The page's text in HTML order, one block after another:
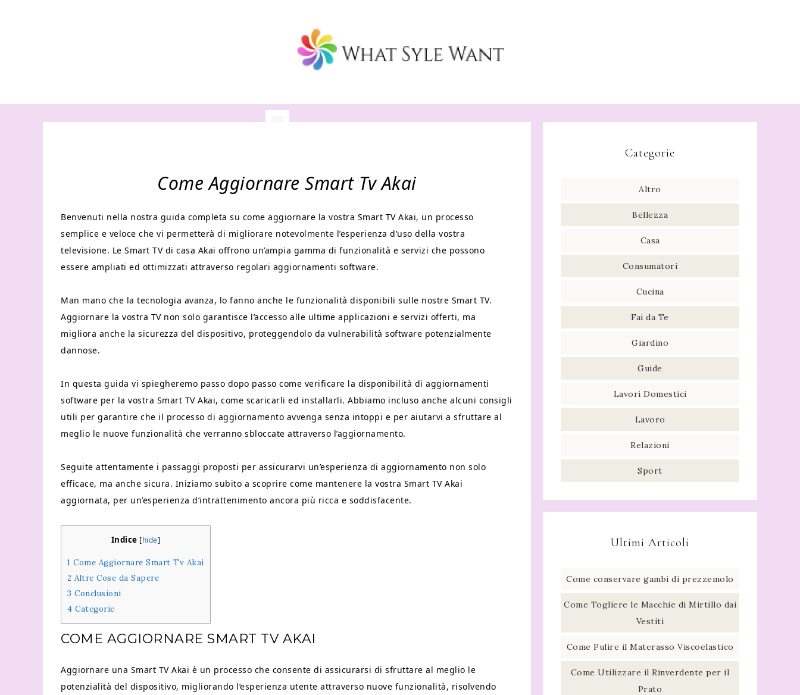
Come Aggiornare Smart Tv Akai
Benvenuti nella nostra guida completa su come aggiornare la vostra Smart TV Akai, un processo
semplice e veloce che vi permetterà di migliorare notevolmente l’esperienza d’uso della vostra
televisione. Le Smart TV di casa Akai offrono un’ampia gamma di funzionalità e servizi che possono
essere ampliati ed ottimizzati attraverso regolari aggiornamenti software.
Man mano che la tecnologia avanza, lo fanno anche le funzionalità disponibili sulle nostre Smart TV.
Aggiornare la vostra TV non solo garantisce l’accesso alle ultime applicazioni e servizi offerti, ma
migliora anche la sicurezza del dispositivo, proteggendolo da vulnerabilità software potenzialmente
dannose.
In questa guida vi spiegheremo passo dopo passo come verificare la disponibilità di aggiornamenti
software per la vostra Smart TV Akai, come scaricarli ed installarli. Abbiamo incluso anche alcuni consigli
utili per garantire che il processo di aggiornamento avvenga senza intoppi e per aiutarvi a sfruttare al
meglio le nuove funzionalità che verranno sbloccate attraverso l’aggiornamento.
Seguite attentamente i passaggi proposti per assicurarvi un’esperienza di aggiornamento non solo
efficace, ma anche sicura. Iniziamo subito a scoprire come mantenere la vostra Smart TV Akai
aggiornata, per un’esperienza d’intrattenimento ancora più ricca e soddisfacente.
Indice [hide]
1 Come Aggiornare Smart Tv Akai
2 Altre Cose da Sapere
3 Conclusioni
4 Categorie
COME AGGIORNARE SMART TV AKAI
Aggiornare una Smart TV Akai è un processo che consente di assicurarsi di sfruttare al meglio le
potenzialità del dispositivo, migliorando l’esperienza utente attraverso nuove funzionalità, risolvendo
Categorie
Altro
Bellezza
Casa
Consumatori
Cucina
Fai da Te
Giardino
Guide
Lavori Domestici
Lavoro
Relazioni
Sport
Ultimi Articoli
Come conservare gambi di prezzemolo​
Come Togliere le Macchie di Mirtillo dai
Vestiti
Come Pulire il Materasso Viscoelastico
Come Utilizzare il Rinverdente per il
Prato